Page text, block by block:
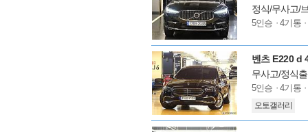
정식/무사고/
모
5인승 4기통
벤츠 E220 d
무사고/정식
모
옵
5인승 4기통
오토갤러리